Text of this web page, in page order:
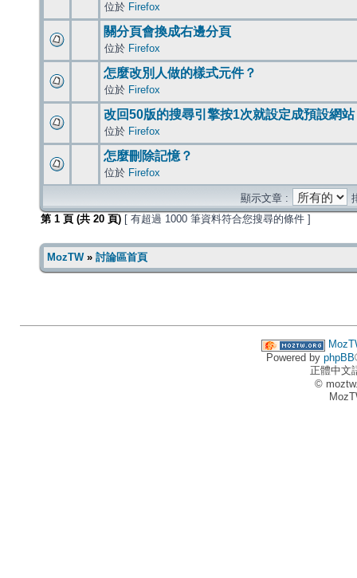
位於 Firefox
關分頁會換成右邊分頁
位於 Firefox
怎麼改別人做的樣式元件？
位於 Firefox
改回50版的搜尋引擎按1次就設定成預設網站
位於 Firefox
怎麼刪除記憶？
位於 Firefox
顯示文章 :
第 1 頁 (共 20 頁) [ 有超過 1000 筆資料符合您搜尋的條件 ]
MozTW» 討論區首頁
Powered by phpBB
正體中文
©